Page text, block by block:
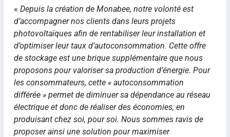
« Depuis la création de Monabee, notre volonté est
d’accompagner nos clients dans leurs projets
photovoltaïques afin de rentabiliser leur installation et
d’optimiser leur taux d’autoconsommation. Cette offre
de stockage est une brique supplémentaire que nous
proposons pour valoriser sa production d’énergie. Pour
les consommateurs, cette « autoconsommation
différée » permet de diminuer sa dépendance au réseau
électrique et donc de réaliser des économies, en
produisant chez soi, pour soi. Nous sommes ravis de
proposer ainsi une solution pour maximiser